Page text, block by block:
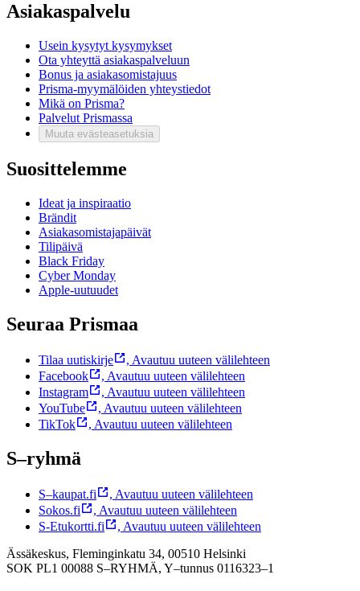
Asiakaspalvelu
Usein kysytyt kysymykset
Ota yhteyttä asiakaspalveluun
Bonus ja asiakasomistajuus
Prisma-myymälöiden yhteystiedot
Mikä on Prisma?
Palvelut Prismassa
Muuta evästeasetuksia
Suosittelemme
Ideat ja inspiraatio
Brändit
Asiakasomistajapäivät
Tilipäivä
Black Friday
Cyber Monday
Apple-uutuudet
Seuraa Prismaa
Tilaa uutiskirje , Avautuu uuteen välilehteen
Facebook
, Avautuu uuteen välilehteen
Instagram
, Avautuu uuteen välilehteen
YouTube
, Avautuu uuteen välilehteen
TikTok
, Avautuu uuteen välilehteen
S–ryhmä
S–kaupat.fi , Avautuu uuteen välilehteen
Sokos.fi
, Avautuu uuteen välilehteen
S-Etukortti.fi
, Avautuu uuteen välilehteen
Ässäkeskus, Fleminginkatu 34, 00510 Helsinki
SOK PL1 00088 S–RYHMÄ, Y–tunnus 0116323–1